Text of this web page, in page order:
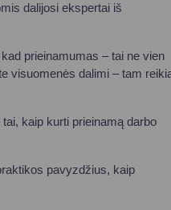
dalijosi ekspertai iš
prieinamumas – tai ne vien
visuomenės dalimi – tam
kaip kurti prieinamą darbo
pavyzdžius, kaip